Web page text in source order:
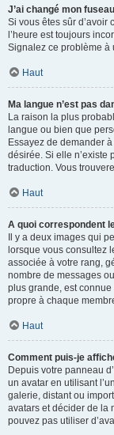
J’ai changé mon
Si vous êtes sûr d’avoir
l’heure est toujours
Signalez ce problème à
Haut
Ma langue n’est pas
La raison la plus
langue ou bien que
Essayez de demander
désirée. Si elle n’existe
traduction. Vous
Haut
A quoi correspondent
Il y a deux images qui
lorsque vous consultez
associée à votre rang,
nombre de messages
plus grande, est
propre à chaque
Haut
Comment puis-je
Depuis votre panneau
un avatar en utilisant
galerie, distant ou
avatars et décider de la
pouvez pas utiliser